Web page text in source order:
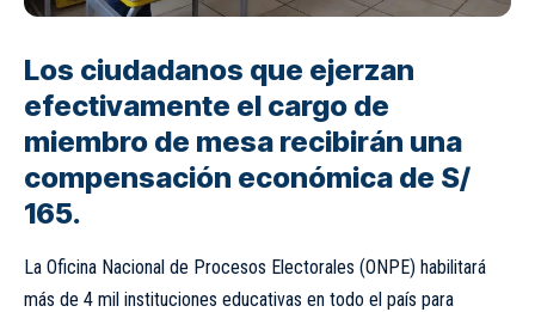
Los ciudadanos que ejerzan
efectivamente el cargo de
miembro de mesa recibirán una
compensación económica de S/
165.
La Oficina Nacional de Procesos Electorales (ONPE) habilitará
más de 4 mil instituciones educativas en todo el país para